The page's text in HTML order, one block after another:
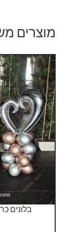
מוצרים
בלונים